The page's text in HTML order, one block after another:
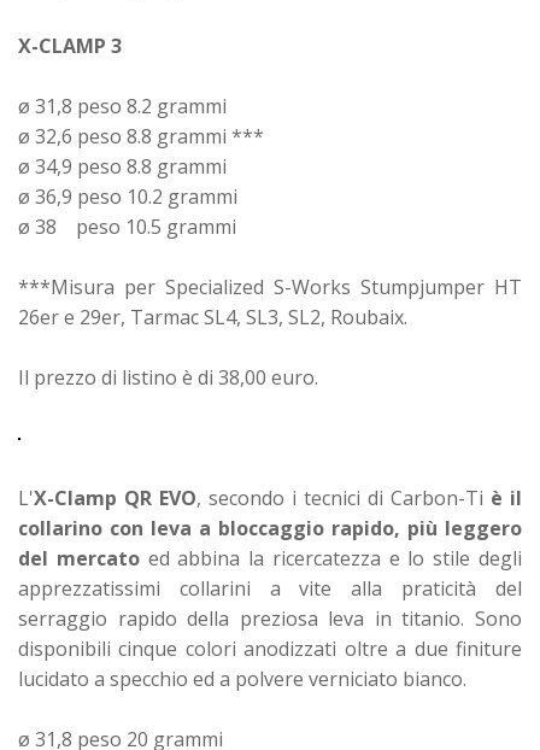
X-CLAMP 3
ø 31,8 peso 8.2 grammi
ø 32,6 peso 8.8 grammi ***
ø 34,9 peso 8.8 grammi
ø 36,9 peso 10.2 grammi
ø 38 peso 10.5 grammi
***Misura per Specialized S-Works Stumpjumper HT
26er e 29er, Tarmac SL4, SL3, SL2, Roubaix.
Il prezzo di listino è di 38,00 euro.
L'X-Clamp QR EVO, secondo i tecnici di Carbon-Ti è il
collarino con leva a bloccaggio rapido, più leggero
del mercatoed abbina la ricercatezza e lo stile degli
apprezzatissimi collarini a vite alla praticità del
serraggio rapido della preziosa leva in titanio. Sono
disponibili cinque colori anodizzati oltre a due finiture
lucidato a specchio ed a polvere verniciato bianco.
ø 31,8 peso 20 grammi